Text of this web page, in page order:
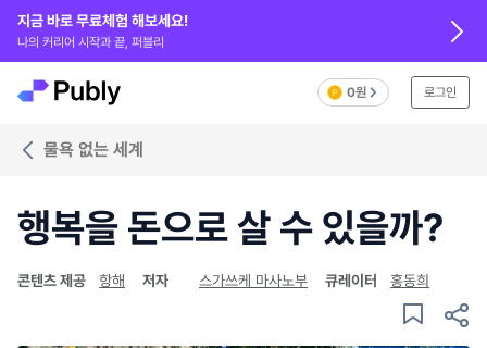
지금 바로 무료체험 해보세요!
나의 커리어 시작과 끝, 퍼블리
0원 로그인
물욕 없는 세계
행복을 돈으로 살 수 있을까?
콘텐츠 제공 항해 저자 스가쓰케 마사노부 큐레이터 홍동희